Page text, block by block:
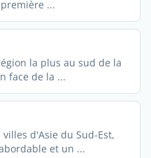
...
la plus au sud de la
face de la ...
d'Asie du Sud-Est,
et un ...